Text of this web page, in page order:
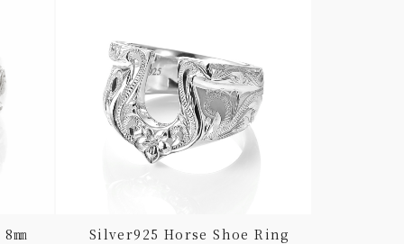
㎜ Silver925 Horse Shoe Ring